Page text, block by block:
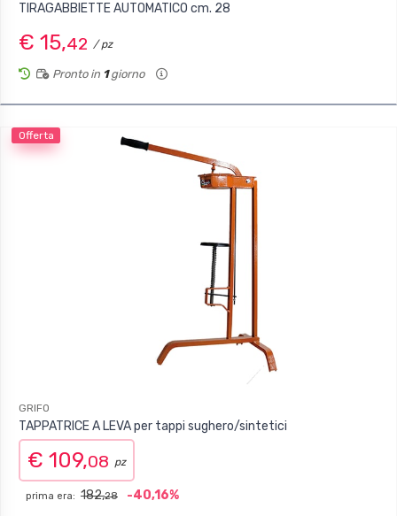
TIRAGABBIETTE AUTOMATICO cm. 28
€ 15,42 / pz
Pronto in 1giorno
Offerta
GRIFO
TAPPATRICE A LEVA per tappi sughero/sintetici
€ 109,08 pz
prima era: 182,28 -40,16%